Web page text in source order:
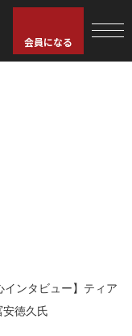
会員になる